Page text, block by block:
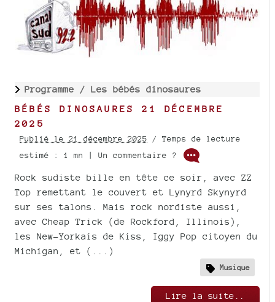
Programme / Les bébés dinosaures
BÉBÉS DINOSAURES 21 DÉCEMBRE
2025
Publié le 21 décembre 2025 / Temps de lecture
estimé : 1 mn | Un commentaire ?
Rock sudiste bille en tête ce soir, avec ZZ
Top remettant le couvert et Lynyrd Skynyrd
sur ses talons. Mais rock nordiste aussi,
avec Cheap Trick (de Rockford, Illinois),
les New-Yorkais de Kiss, Iggy Pop citoyen du
Michigan, et (...)
Musique
Lire la suite..